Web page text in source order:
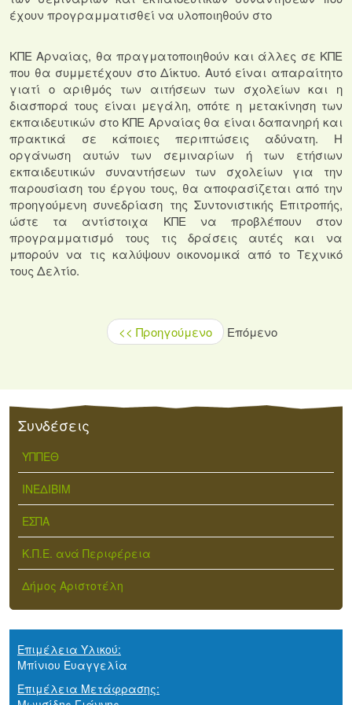
έχουν προγραμματισθεί να υλοποιηθούν στο
ΚΠΕ Αρναίας, θα πραγματοποιηθούν και άλλες σε ΚΠΕ
που θα συμμετέχουν στο Δίκτυο. Αυτό είναι απαραίτητο
γιατί ο αριθμός των αιτήσεων των σχολείων και η
διασπορά τους είναι μεγάλη, οπότε η μετακίνηση των
εκπαιδευτικών στο ΚΠΕ Αρναίας θα είναι δαπανηρή και
πρακτικά σε κάποιες περιπτώσεις αδύνατη. Η
οργάνωση αυτών των σεμιναρίων ή των ετήσιων
εκπαιδευτικών συναντήσεων των σχολείων για την
παρουσίαση του έργου τους, θα αποφασίζεται από την
προηγούμενη συνεδρίαση της Συντονιστικής Επιτροπής,
ώστε τα αντίστοιχα ΚΠΕ να προβλέπουν στον
προγραμματισμό τους τις δράσεις αυτές και να
μπορούν να τις καλύψουν οικονομικά από το Τεχνικό
τους Δελτίο.
<< Προηγούμενο Επόμενο
Συνδέσεις
ΥΠΠΕΘ
ΙΝΕΔΙΒΙΜ
ΕΣΠΑ
Κ.Π.Ε. ανά Περιφέρεια
Δήμος Αριστοτέλη
Επιμέλεια Υλικού:
Μπίνιου Ευαγγελία
Επιμέλεια Μετάφρασης: